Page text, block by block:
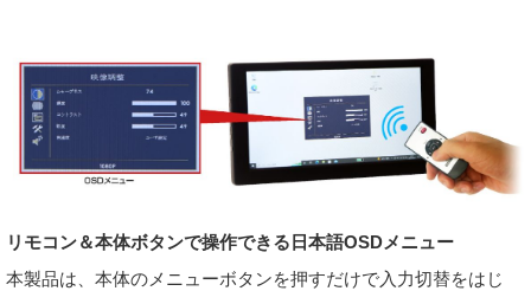
リモコン＆本体ボタンで操作できる日本語OSDメニュー
本製品は、本体のメニューボタンを押すだけで入力切替をはじ